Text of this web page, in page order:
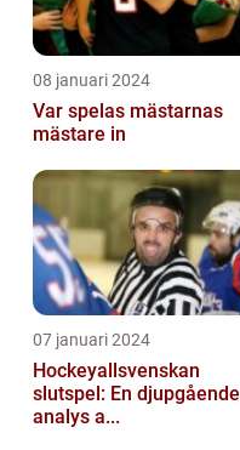
08 januari 2024
Var spelas mästarnas
mästare in
07 januari 2024
Hockeyallsvenskan
slutspel: En djupgående
analys a...